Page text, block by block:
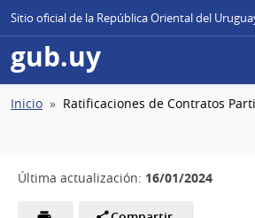
Sitio oficial de la República Oriental del
gub.uy
Ruta
Inicio Ratificaciones de Contratos
Última actualización: 16/01/2024